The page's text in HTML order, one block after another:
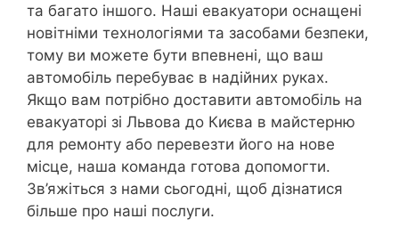
та багато іншого. Наші евакуатори оснащені
новітніми технологіями та засобами безпеки,
тому ви можете бути впевнені, що ваш
автомобіль перебуває в надійних руках.
Якщо вам потрібно доставити автомобіль на
евакуаторі зі Львова до Києва в майстерню
для ремонту або перевезти його на нове
місце, наша команда готова допомогти.
Зв’яжіться з нами сьогодні, щоб дізнатися
більше про наші послуги.